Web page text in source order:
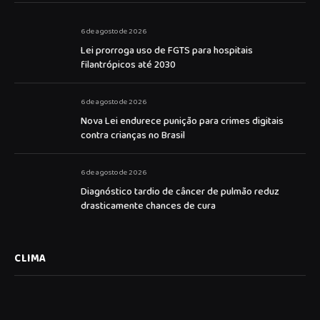
6 de agosto de 2026
Lei prorroga uso de FGTS para hospitais
filantrópicos até 2030
6 de agosto de 2026
Nova Lei endurece punição para crimes digitais
contra crianças no Brasil
6 de agosto de 2026
Diagnóstico tardio de câncer de pulmão reduz
drasticamente chances de cura
CLIMA